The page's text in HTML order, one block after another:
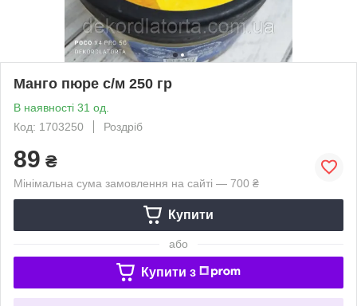
Манго пюре с/м 250 гр
В наявності 31 од.
Код: 1703250
Роздріб
89 ₴
Мінімальна сума замовлення на сайті — 700 ₴
Купити
або
Купити з